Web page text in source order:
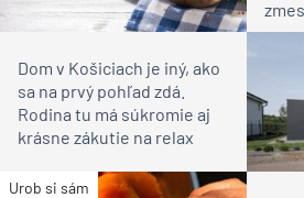
Dom v Košiciach je iný, ako
sa na prvý pohľad zdá.
Rodina tu má súkromie aj
krásne zákutie na relax
Urob si sám